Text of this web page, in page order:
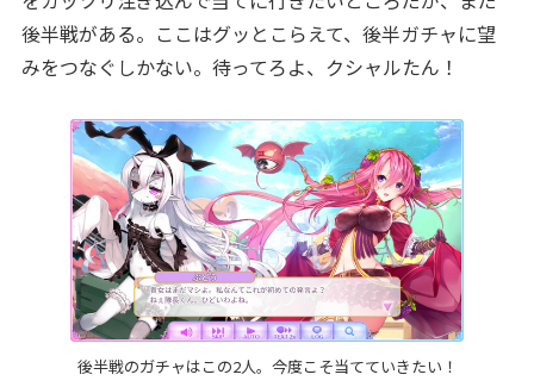
後半戦がある。ここはグッとこらえて、後半ガチャに望
みをつなぐしかない。待ってろよ、クシャルたん！
後半戦のガチャはこの2人。今度こそ当てていきたい！